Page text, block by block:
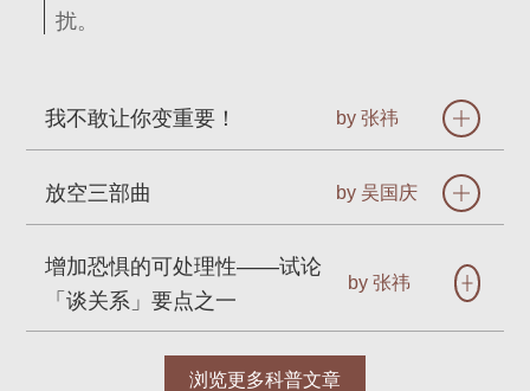
扰。
我不敢让你变重要！ by 张祎
放空三部曲 by 吴国庆
增加恐惧的可处理性——试论
「谈关系」要点之一
by 张祎
浏览更多科普文章